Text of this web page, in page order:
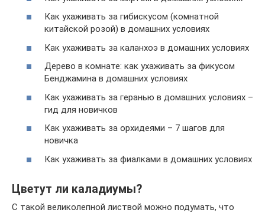
Как ухаживать за гибискусом (комнатной
китайской розой) в домашних условиях
Как ухаживать за каланхоэ в домашних условиях
Дерево в комнате: как ухаживать за фикусом
Бенджамина в домашних условиях
Как ухаживать за геранью в домашних условиях –
гид для новичков
Как ухаживать за орхидеями – 7 шагов для
новичка
Как ухаживать за фиалками в домашних условиях
Цветут ли каладиумы?
С такой великолепной листвой можно подумать, что